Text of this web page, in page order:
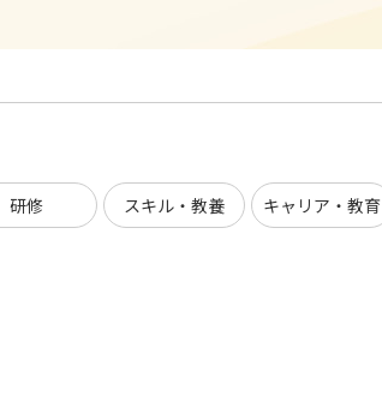
y”において「10分講
研修 スキル・教養 キャリア・教育